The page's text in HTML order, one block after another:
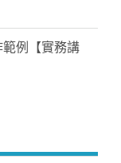
例【實務講